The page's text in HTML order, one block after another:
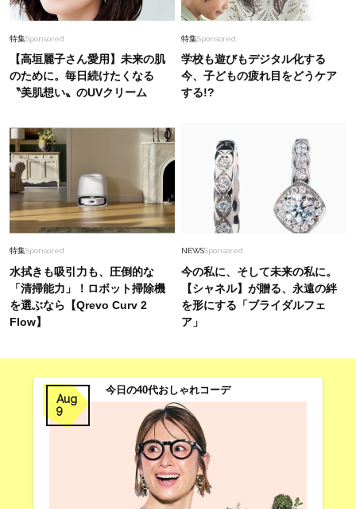
特集Sponsored
【高垣麗子さん愛用】未来の肌
のために。毎日続けたくなる
〝美肌想い〟のUVクリーム
特集Sponsored
学校も遊びもデジタル化する
今、子どもの疲れ目をどうケア
する!?
特集Sponsored
水拭きも吸引力も、圧倒的な
「清掃能力」！ロボット掃除機
を選ぶなら【Qrevo Curv 2
Flow】
NEWSSponsored
今の私に、そして未来の私に。
【シャネル】が贈る、永遠の絆
を形にする「ブライダルフェ
ア」
Aug
9
今日の40代おしゃれコーデ